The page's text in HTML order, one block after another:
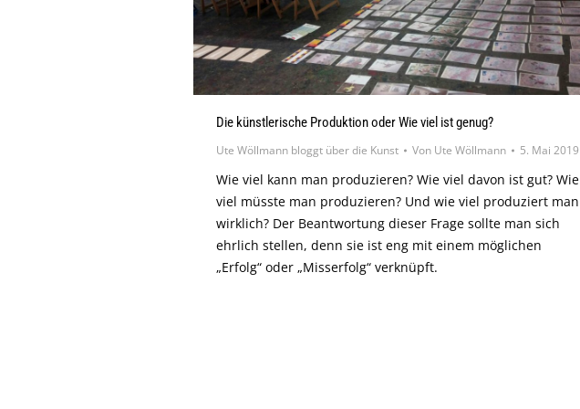
Die künstlerische Produktion oder Wie viel ist genug?
Ute Wöllmann bloggt über die Kunst Von Ute Wöllmann 5. Mai 2019
Wie viel kann man produzieren? Wie viel davon ist gut? Wie
viel müsste man produzieren? Und wie viel produziert man
wirklich? Der Beantwortung dieser Frage sollte man sich
ehrlich stellen, denn sie ist eng mit einem möglichen
„Erfolg“ oder „Misserfolg“ verknüpft.